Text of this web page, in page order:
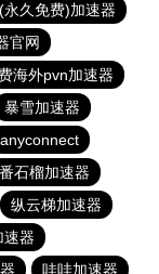
永久免费)加速器
官网
海外pvn加速器
暴雪加速器
anyconnect
番石榴加速器
纵云梯加速器
速器
哇哇加速器